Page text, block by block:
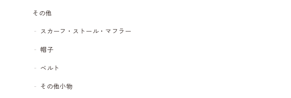
その他
スカーフ・ストール・マフラー
帽子
ベルト
その他小物